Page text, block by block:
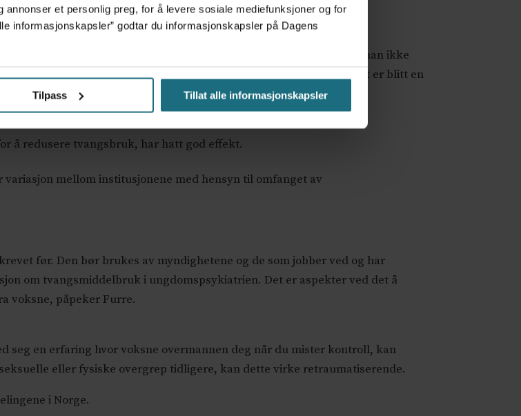
et personlig preg, for å levere sosiale mediefunksjoner og for
informasjonskapsler” godtar du informasjonskapsler på Dagens
Tilpass Tillat alle informasjonskapsler
overfor ungdommer, men det er naturlige og gode grunner til at man ikke
bevisst ønske om å redusere omfanget. Det kan synes som at det er blitt en
sier Furre.
å redusere tvangsbruk, har hatt god effekt.
mellom institusjonene med hensyn til omfanget av
før. Den bør brukes av myndighetene og de som jobber ved og har
om tvangsmiddelbruk i ungdomspsykiatrien. Det er aspekter ved det å
voksne, påpeker Furre.
seg en erfaring hvor voksne overmannen deg når du mister kontroll, kan
eller fysiske overgrep tidligere, kan dette virke retraumatiserende.
i Norge.